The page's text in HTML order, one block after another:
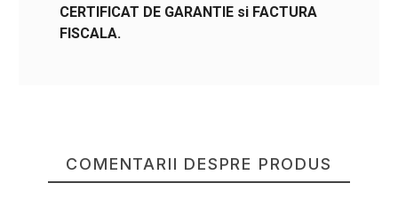
CERTIFICAT DE GARANTIE si FACTURA
FISCALA.
COMENTARII DESPRE PRODUS